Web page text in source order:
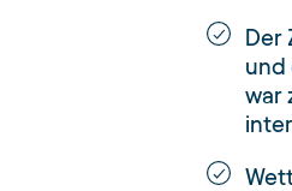
Der
und
war